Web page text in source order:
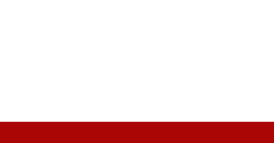
ーズクラブ』会員募集について
公共交通計画」を策定しました
絵画コンクールを実施しました
ト結果】「第２次八代市地域公共交通計画（案）」に